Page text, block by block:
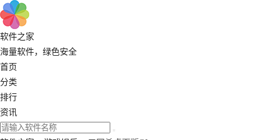
软件之家
海量软件，绿色安全
首页
分类
排行
资讯